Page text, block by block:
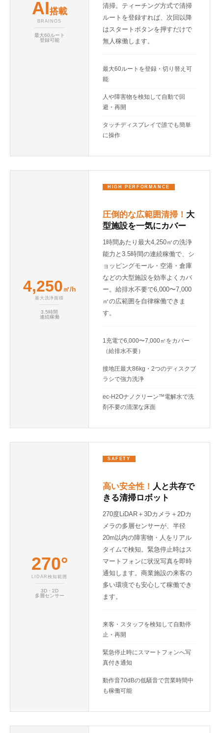
AI搭載
BRAINOS
最大60ルート
登録可能
清掃。ティーチング方式で清掃
ルートを登録すれば、次回以降
はスタートボタンを押すだけで
無人稼働します。
最大60ルートを登録・切り替え可
能
人や障害物を検知して自動で回
避・再開
タッチディスプレイで誰でも簡単
に操作
4,250㎡/h
最大洗浄面積
3.5時間
連続稼働
HIGH PERFORMANCE
圧倒的な広範囲清掃！ 大
型施設を一気にカバー
1時間あたり最大4,250㎡の洗浄
能力と3.5時間の連続稼働で、シ
ョッピングモール・空港・倉庫
などの大型施設を効率よくカバ
ー。給排水不要で6,000〜7,000
㎡の広範囲を自律稼働できま
す。
1充電で6,000〜7,000㎡をカバー
（給排水不要）
接地圧最大86kg・2つのディスクブ
ラシで強力洗浄
ec-H2Oナノクリーン™電解水で洗
剤不要の清潔な床面
270°
LIDAR検知範囲
3D・2D
多層センサー
SAFETY
高い安全性！ 人と共存で
きる清掃ロボット
270度LiDAR＋3Dカメラ＋2Dカ
メラの多層センサーが、半径
20m以内の障害物・人をリアル
タイムで検知。緊急停止時はス
マートフォンに状況写真を即時
通知します。商業施設の来客の
多い環境でも安心して稼働でき
ます。
来客・スタッフを検知して自動停
止・再開
緊急停止時にスマートフォンへ写
真付き通知
動作音70dBの低騒音で営業時間中
も稼働可能